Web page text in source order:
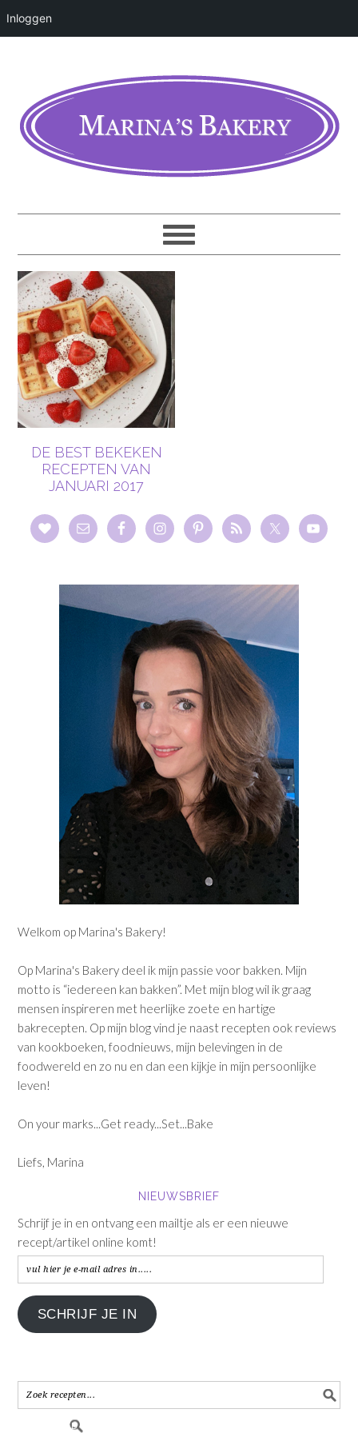
Inloggen
DE BEST BEKEKEN
RECEPTEN VAN
JANUARI 2017
Welkom op Marina's Bakery!
Op Marina's Bakery deel ik mijn passie voor bakken. Mijn
motto is “iedereen kan bakken”. Met mijn blog wil ik graag
mensen inspireren met heerlijke zoete en hartige
bakrecepten. Op mijn blog vind je naast recepten ook reviews
van kookboeken, foodnieuws, mijn belevingen in de
foodwereld en zo nu en dan een kijkje in mijn persoonlijke
leven!
On your marks...Get ready...Set...Bake
Liefs, Marina
NIEUWSBRIEF
Schrijf je in en ontvang een mailtje als er een nieuwe
recept/artikel online komt!
vul
hier
je
e-
in.....
SCHRIJF JE IN